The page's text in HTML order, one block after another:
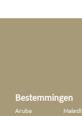
Bestemmingen
Aruba